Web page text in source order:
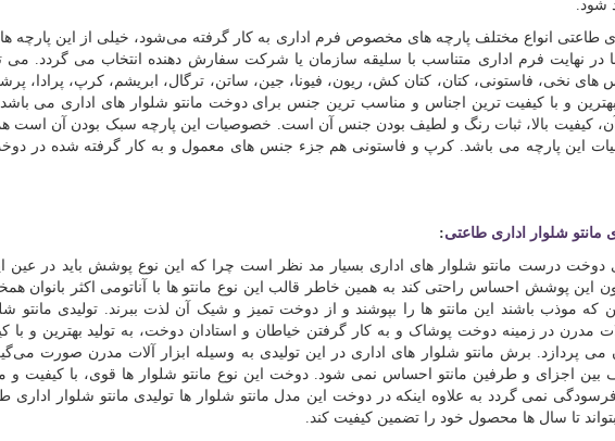
شود.
طاعتی انواع مختلف پارچه های مخصوص فرم اداری به کار گرفته می‌شود، خیلی از این پارچه
در نهایت فرم اداری متناسب با سلیقه سازمان یا شرکت سفارش دهنده انتخاب می گردد. می
نخی، فاستونی، کتان، کتان کش، ریون، فیونا، جین، ساتن، ترگال، ابریشم، کرپ، پرادا،
و با کیفیت ترین اجناس و مناسب ترین جنس برای دوخت مانتو شلوار های اداری می
آن، کیفیت بالا، ثبات رنگ و لطیف بودن جنس آن است. خصوصیات این پارچه سبک بودن آن است
این پارچه می باشد. کرپ و فاستونی هم جزء جنس های معمول و به کار گرفته شده در دوخت
مانتو شلوار اداری طاعتی:
دوخت درست مانتو شلوار های اداری بسیار مد نظر است چرا که این نوع پوشش باید در
این پوشش احساس راحتی کند به همین خاطر قالب این نوع مانتو ها با آناتومی اکثر بانوان
که موذب باشند این مانتو ها را بپوشند و از دوخت تمیز و شیک آن لذت ببرند. تولیدی مانتو
آلات مدرن در زمینه دوخت پوشاک و به کار گرفتن خیاطان و استادان دوخت، به تولید بهترین و با
می پردازد. برش مانتو شلوار های اداری در این تولیدی به وسیله ابزار آلات مدرن صورت
بین اجزای و طرفین مانتو احساس نمی شود. دوخت این نوع مانتو شلوار ها قوی، با کیفیت و
نمی گردد به علاوه اینکه در دوخت این مدل مانتو شلوار ها تولیدی مانتو شلوار اداری
بتواند تا سال ها محصول خود را تضمین کیفیت کند.